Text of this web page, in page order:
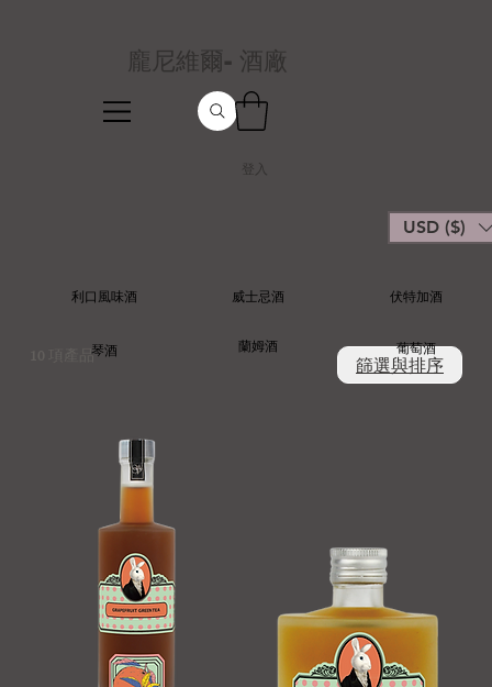
蘭姆酒
琴酒
伏特加酒
威士忌酒
利口風味酒
葡萄酒
登入
龐尼維爾- 酒廠
USD ($)
10 項產品 篩選與排序